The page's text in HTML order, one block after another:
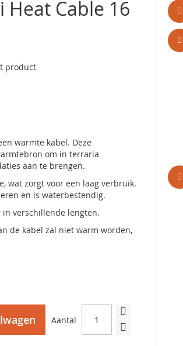
Heat Cable 16
product
warmte kabel. Deze
om in terraria
aan te brengen.
wat zorgt voor een laag verbruik.
en is waterbestendig.
verschillende lengten.
de kabel zal niet warm worden,
Aantal